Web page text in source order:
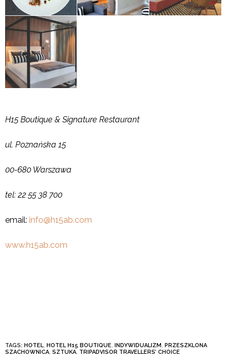
H15 Boutique & Signature Restaurant
ul. Poznańska 15
00-680 Warszawa
tel: 22 55 38 700
email: info@h15ab.com
www.h15ab.com
TAGS: HOTEL HOTEL H15 BOUTIQUE INDYWIDUALIZM PRZESZKLONA
SZACHOWNICA SZTUKA TRIPADVISOR TRAVELLERS’ CHOICE